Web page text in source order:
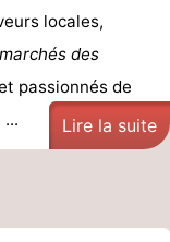
locales,
marchés des
passionnés de
Lire la suite